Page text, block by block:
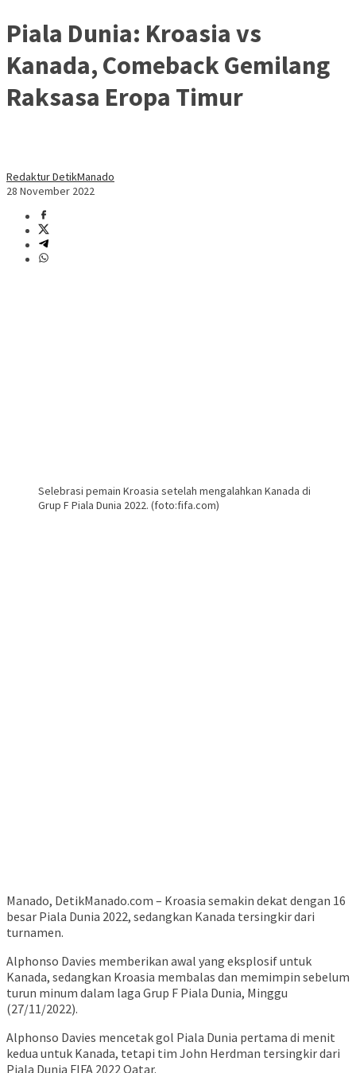
Piala Dunia: Kroasia vs
Kanada, Comeback Gemilang
Raksasa Eropa Timur
Redaktur DetikManado
28 November 2022
Selebrasi pemain Kroasia setelah mengalahkan Kanada di
Grup F Piala Dunia 2022. (foto:fifa.com)
Manado, DetikManado.com – Kroasia semakin dekat dengan 16
besar Piala Dunia 2022, sedangkan Kanada tersingkir dari
turnamen.
Alphonso Davies memberikan awal yang eksplosif untuk
Kanada, sedangkan Kroasia membalas dan memimpin sebelum
turun minum dalam laga Grup F Piala Dunia, Minggu
(27/11/2022).
Alphonso Davies mencetak gol Piala Dunia pertama di menit
kedua untuk Kanada, tetapi tim John Herdman tersingkir dari
Piala Dunia FIFA 2022 Qatar.